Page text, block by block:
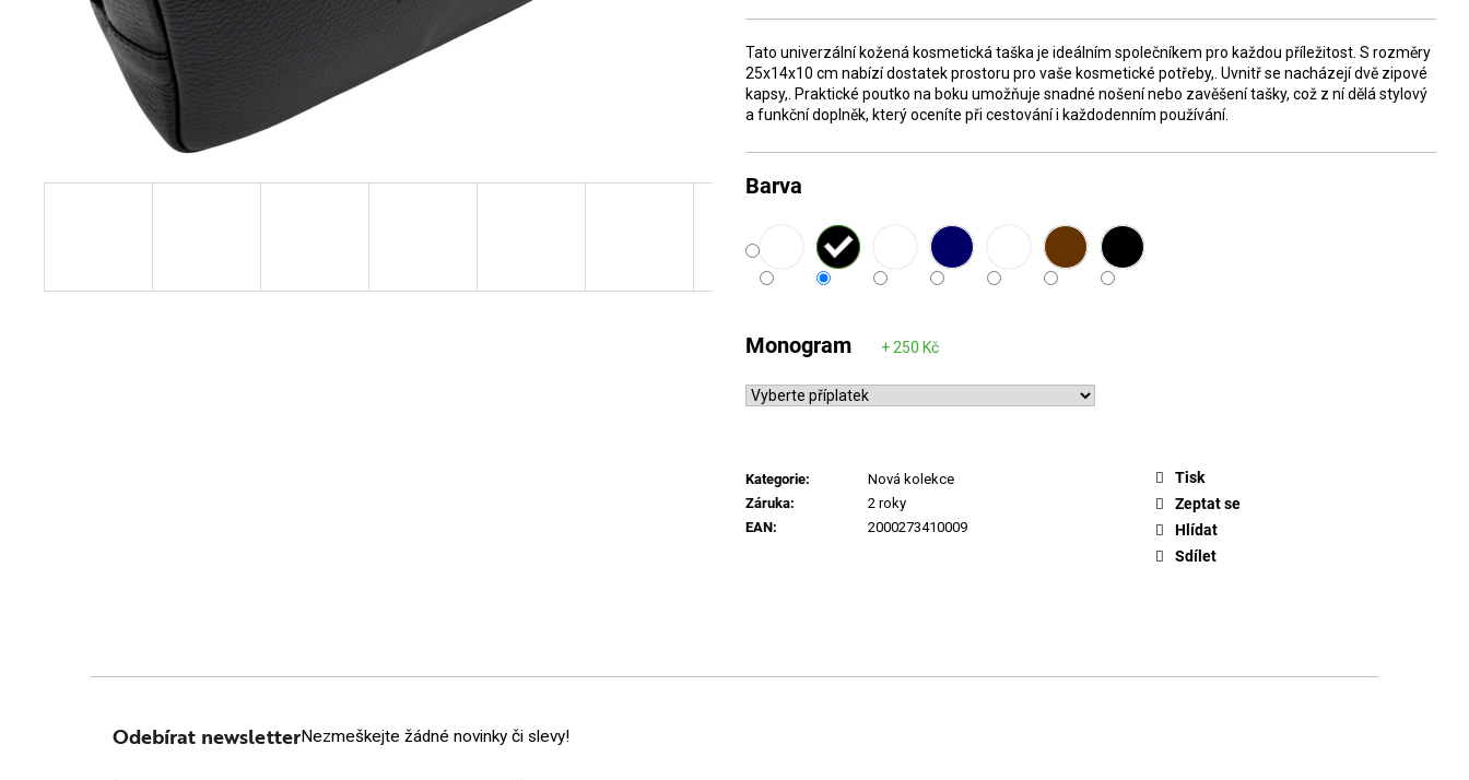
Barva
Monogram
Tato univerzální kožená kosmetická taška je ideálním společníkem pro každou příležitost. S rozměry
25x14x10 cm nabízí dostatek prostoru pro vaše kosmetické potřeby,. Uvnitř se nacházejí dvě zipové
kapsy,. Praktické poutko na boku umožňuje snadné nošení nebo zavěšení tašky, což z ní dělá stylový
a funkční doplněk, který oceníte při cestování i každodenním používání.
Kategorie:
Nová kolekce
Záruka:
2 roky
EAN: 2000273410009
Tisk
Zeptat se
Hlídat
Sdílet
Odebírat newsletterNezmeškejte žádné novinky či slevy!